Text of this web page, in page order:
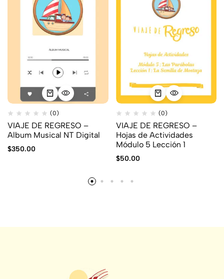
(0)
VIAJE DE REGRESO –
Album Musical NT Digital
$350.00
(0)
VIAJE DE REGRESO –
Hojas de Actividades
Módulo 5 Lección 1
$50.00